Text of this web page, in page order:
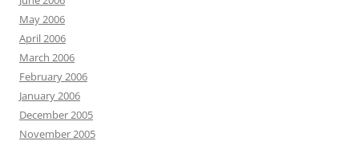
May 2006
April 2006
March 2006
February 2006
January 2006
December 2005
November 2005